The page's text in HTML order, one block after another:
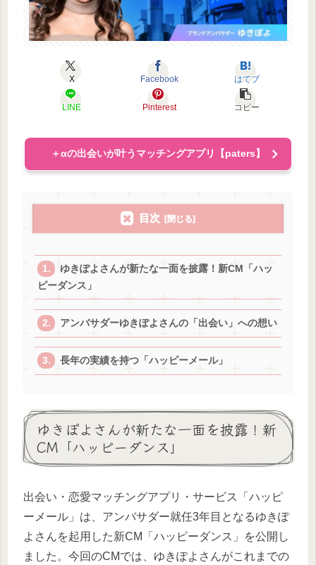
X Facebook はてブ
LINE Pinterest コピー
＋αの出会いが叶うマッチングアプリ【paters】
目次
ゆきぽよさんが新たな一面を披露！新CM「ハッ
ピーダンス」
アンバサダーゆきぽよさんの「出会い」への想い
長年の実績を持つ「ハッピーメール」
ゆきぽよさんが新たな一面を披露！新
CM「ハッピーダンス」
出会い・恋愛マッチングアプリ・サービス「ハッピ
ーメール」は、アンバサダー就任3年目となるゆきぽ
よさんを起用した新CM「ハッピーダンス」を公開し
ました。今回のCMでは、ゆきぽよさんがこれまでの